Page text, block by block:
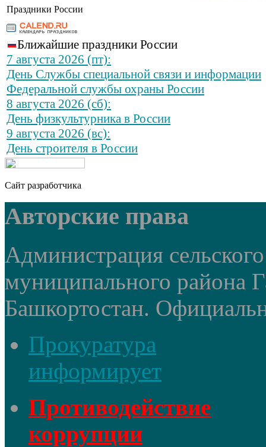
Праздники России
Ближайшие праздники России
7 августа 2026 (пт):
День Службы специальной связи и информации
Федеральной службы охраны России
8 августа 2026 (сб):
День физкультурника в России
9 августа 2026 (вс):
День строителя в России
Сайт разработчика
Авторские права
Администрация
муниципального района
Башкортостан.
Прокуратура
информирует
Противодействие
коррупции